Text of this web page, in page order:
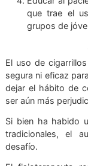
Dentro de sus
Realizar
u oximetría
bronquitis o
Realizar
patologías
expansión